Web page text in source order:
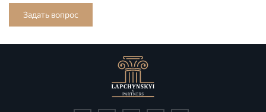
Задать вопрос